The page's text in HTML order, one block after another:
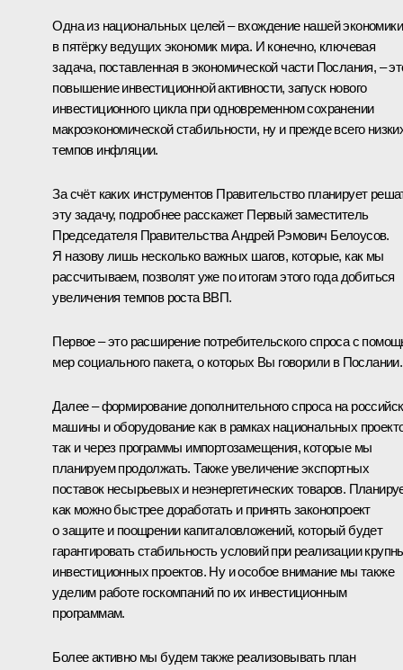
Одна из национальных целей – вхождение нашей экономики
в пятёрку ведущих экономик мира. И конечно, ключевая
задача, поставленная в экономической части Послания, –
повышение инвестиционной активности, запуск нового
инвестиционного цикла при одновременном сохранении
макроэкономической стабильности, ну и прежде всего
темпов инфляции.
За счёт каких инструментов Правительство планирует
эту задачу, подробнее расскажет Первый заместитель
Председателя Правительства Андрей Рэмович Белоусов.
Я назову лишь несколько важных шагов, которые, как мы
рассчитываем, позволят уже по итогам этого года добиться
увеличения темпов роста ВВП.
Первое – это расширение потребительского спроса с
мер социального пакета, о которых Вы говорили в Послании.
Далее – формирование дополнительного спроса на
машины и оборудование как в рамках национальных
так и через программы импортозамещения, которые мы
планируем продолжать. Также увеличение экспортных
поставок несырьевых и неэнергетических товаров.
как можно быстрее доработать и принять законопроект
о защите и поощрении капиталовложений, который будет
гарантировать стабильность условий при реализации
инвестиционных проектов. Ну и особое внимание мы также
уделим работе госкомпаний по их инвестиционным
программам.
Более активно мы будем также реализовывать план